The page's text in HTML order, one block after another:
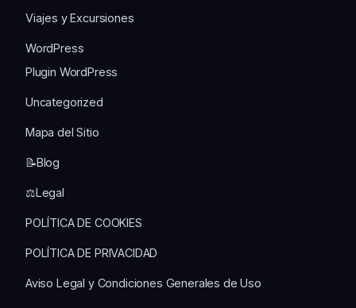
Viajes y Excursiones
WordPress
Plugin WordPress
Uncategorized
Mapa del Sitio
📝Blog
⚖️Legal
POLÍTICA DE COOKIES
POLÍTICA DE PRIVACIDAD
Aviso Legal y Condiciones Generales de Uso